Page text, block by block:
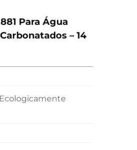
Para Água
– 14